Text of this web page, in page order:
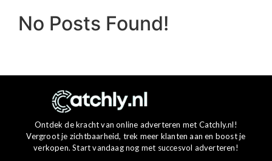
No Posts Found!
Ontdek de kracht van online adverteren met Catchly.nl!
Vergroot je zichtbaarheid, trek meer klanten aan en boost je
verkopen. Start vandaag nog met succesvol adverteren!